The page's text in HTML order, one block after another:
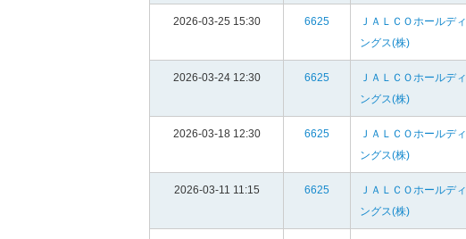
2026-03-25 15:30 6625
ＪＡＬＣＯホールディ
ングス(株)
2026-03-24 12:30 6625
ＪＡＬＣＯホールディ
ングス(株)
2026-03-18 12:30 6625
ＪＡＬＣＯホールディ
ングス(株)
2026-03-11 11:15 6625
ＪＡＬＣＯホールディ
ングス(株)